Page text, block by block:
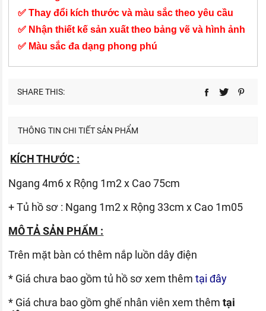
✅ Thay đổi kích thước và màu sắc theo yêu cầu
✅ Nhận thiết kế sản xuất theo bảng vẽ và hình ảnh
✅ Màu sắc đa dạng phong phú
SHARE THIS:
THÔNG TIN CHI TIẾT SẢN PHẨM
KÍCH THƯỚC :
Ngang 4m6 x Rộng 1m2 x Cao 75cm
+ Tủ hồ sơ : Ngang 1m2 x Rộng 33cm x Cao 1m05
MÔ TẢ SẢN PHẨM :
Trên mặt bàn có thêm nắp luồn dây điện
* Giá chưa bao gồm tủ hồ sơ xem thêmtại đây
* Giá chưa bao gồm ghế nhân viên xem thêmtại